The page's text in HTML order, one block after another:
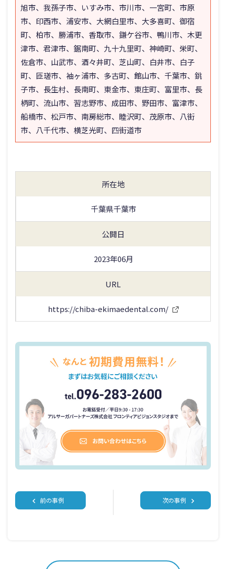
旭市、我孫子市、いすみ市、市川市、一宮町、市原
市、印西市、浦安市、大網白里市、大多喜町、御宿
町、柏市、勝浦市、香取市、鎌ケ谷市、鴨川市、木更
津市、君津市、鋸南町、九十九里町、神崎町、栄町、
佐倉市、山武市、酒々井町、芝山町、白井市、白子
町、匝瑳市、袖ヶ浦市、多古町、館山市、千葉市、銚
子市、長生村、長南町、東金市、東庄町、富里市、長
柄町、流山市、習志野市、成田市、野田市、富津市、
船橋市、松戸市、南房総市、睦沢町、茂原市、八街
市、八千代市、横芝光町、四街道市
所在地
千葉県千葉市
公開日
2023年06月
URL
https://chiba-ekimaedental.com/
前の事例 次の事例